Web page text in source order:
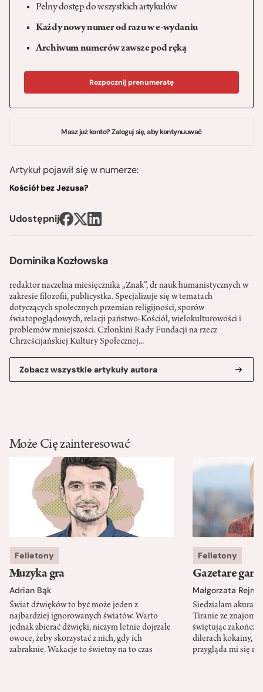
Dominika Kozłowska
redaktor naczelna miesięcznika „Znak”, dr nauk humanistycznych w
zakresie filozofii, publicystka. Specjalizuje się w tematach
dotyczących społecznych przemian religijności, sporów
światopoglądowych, relacji państwo-­Kościół, wielokulturowości i
problemów mniejszości. Członkini Rady Fundacji na rzecz
Chrześcijańskiej Kultury Społecznej...
Zobacz wszystkie artykuły autora
Pełny dostęp do wszystkich artykułów
Każdy nowy numer od razu w e-wydaniu
Archiwum numerów zawsze pod ręką
Rozpocznij prenumeratę
Masz już konto? Zaloguj się, aby kontynuuwać
Artykuł pojawił się w numerze:
Kościół bez Jezusa?
Udostępnij
Może Cię zainteresować
Felietony
Muzyka gra
Adrian Bąk
Świat dźwięków to być może jeden z
najbardziej ignorowanych światów. Warto
jednak zbierać dźwięki, niczym letnie dojrzałe
owoce, żeby skorzystać z nich, gdy ich
zabraknie. Wakacje to świetny na to czas
Felietony
Gazetare
Małgorzata
Siedziałam akurat
Tiranie ze
świętując
dilerach kokainy,
przygląda mi się